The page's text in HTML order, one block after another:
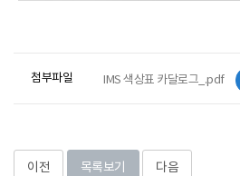
첨부파일 IMS 색상표 카달로그_.pdf
이전 목록보기 다음